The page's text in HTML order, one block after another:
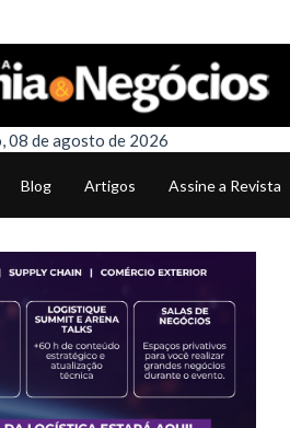
08 de agosto de 2026
Blog Artigos Assine a Revista